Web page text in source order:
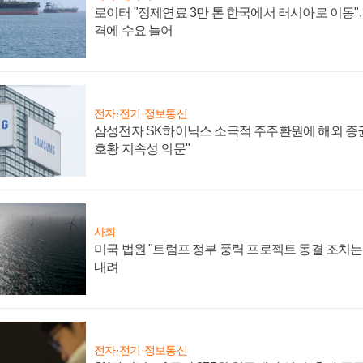
로이터 "정제연료 3만 톤 한국에서 러시아로 이동
격에 수요 늘어
전자·전기·정보통신
삼성전자 SK하이닉스 소극적 주주환원에 해외 증
호황 지속성 의문"
사회
미국 법원 "트럼프 정부 풍력 프로젝트 동결 조치
내려
전자·전기·정보통신